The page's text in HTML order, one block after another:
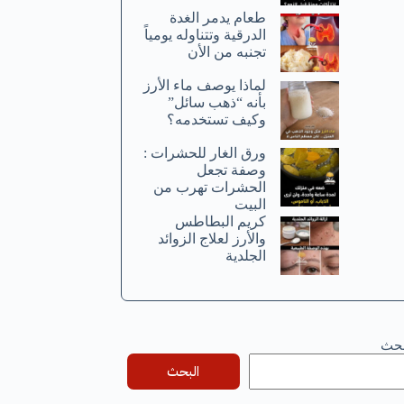
طعام يدمر الغدة
الدرقية وتتناوله يومياً
تجنبه من الأن
لماذا يوصف ماء الأرز
بأنه “ذهب سائل”
وكيف تستخدمه؟
ورق الغار للحشرات :
وصفة تجعل
الحشرات تهرب من
البيت
كريم البطاطس
والأرز لعلاج الزوائد
الجلدية
البحث